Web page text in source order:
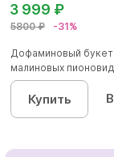
5800 ₽ -31%
3 999 ₽
Дофаминовый букет
малиновых
кустовых роз...
Купить